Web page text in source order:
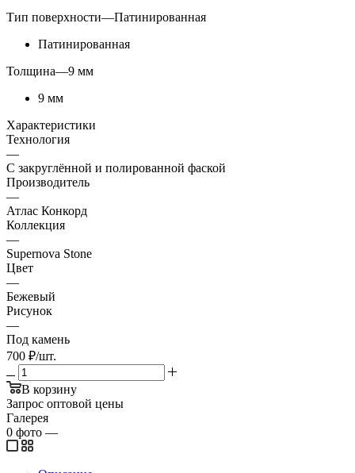
Тип поверхности—Патинированная
Патинированная
Толщина—9 мм
9 мм
Характеристики
Технология
—
С закруглённой и полированной фаской
Производитель
—
Атлас Конкорд
Коллекция
—
Supernova Stone
Цвет
—
Бежевый
Рисунок
—
Под камень
700 ₽/шт.
В корзину
Запрос оптовой цены
Галерея
0 фото —